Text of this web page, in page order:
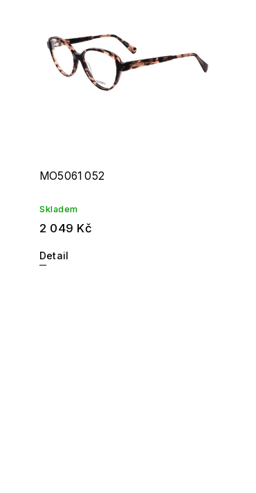
MO5061 052
Skladem
2 049 Kč
Detail